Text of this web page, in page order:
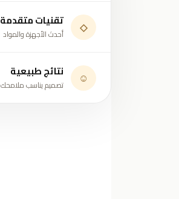
◇ تقنيات متقدمة
أحدث الأجهزة والمواد
☺ نتائج طبيعية
تصميم يناسب ملامحك